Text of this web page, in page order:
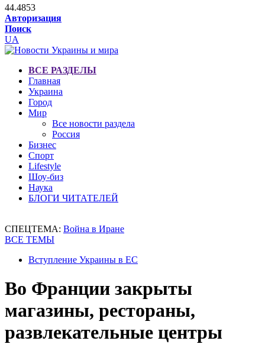
44.4853
Авторизация
Поиск
UA
ВСЕ РАЗДЕЛЫ
Главная
Украина
Город
Мир
Все новости раздела
Россия
Бизнес
Спорт
Lifestyle
Шоу-биз
Наука
БЛОГИ ЧИТАТЕЛЕЙ
СПЕЦТЕМА: Война в Иране
ВСЕ ТЕМЫ
Вступление Украины в ЕС
Во Франции закрыты
магазины, рестораны,
развлекательные центры